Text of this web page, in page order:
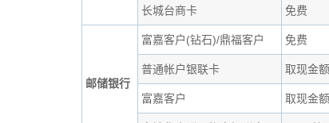
长城台商卡 免费
邮储银行
富嘉客户(钻石)/鼎福客户 免费
普通帐户银联卡 取现金
富嘉客户 取现金